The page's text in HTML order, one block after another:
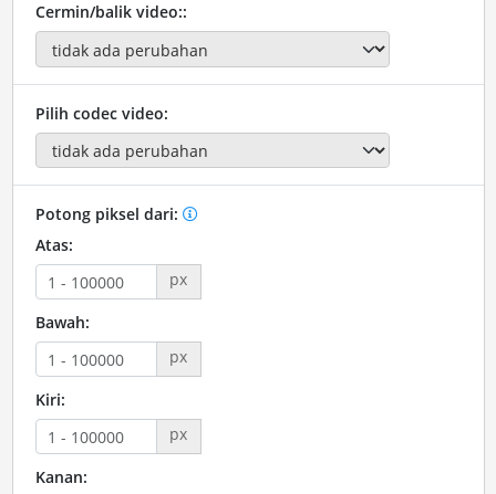
Cermin/balik video::
Pilih codec video:
Potong piksel dari:
Atas:
px
Bawah:
px
Kiri:
px
Kanan: